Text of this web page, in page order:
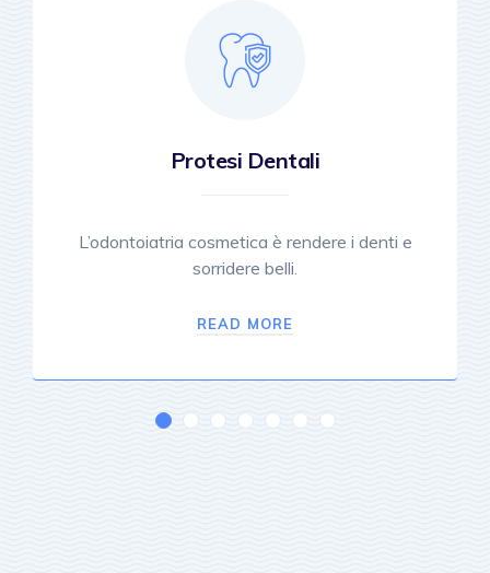
Protesi Dentali
L’odontoiatria cosmetica è rendere i denti e
sorridere belli.
READ MORE